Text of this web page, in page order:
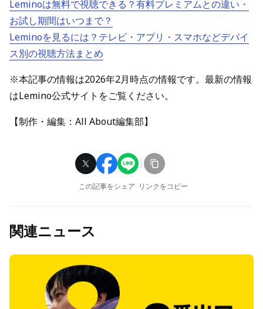
Leminoは無料で視聴できる？有料プレミアムとの違い・
お試し期間はいつまで？
Leminoを見るには？テレビ・アプリ・スマホなどデバイ
ス別の視聴方法まとめ
※本記事の情報は2026年2月時点の情報です。最新の情報
はLemino公式サイトをご覧ください。
【制作・編集：All About編集部】
この記事をシェア リンクをコピー
関連ニュース